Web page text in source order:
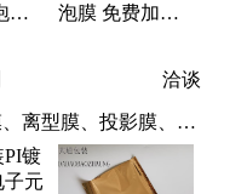
膜
泡膜 免费加工
洽谈
离型膜、投影膜、高
膜